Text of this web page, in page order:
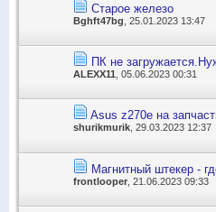
Старое железо
Bghft47bg , 25.01.2023 13:47
ПК не
ALEXX11 , 05.06.2023 00:31
Asus z270e на
shurikmurik, 29.03.2023 12:37
Магнитный штекер -
frontlooper , 21.06.2023 09:33